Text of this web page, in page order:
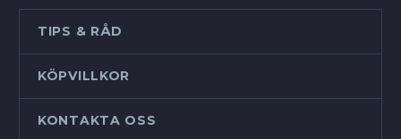
TIPS & RÅD
KÖPVILLKOR
KONTAKTA OSS